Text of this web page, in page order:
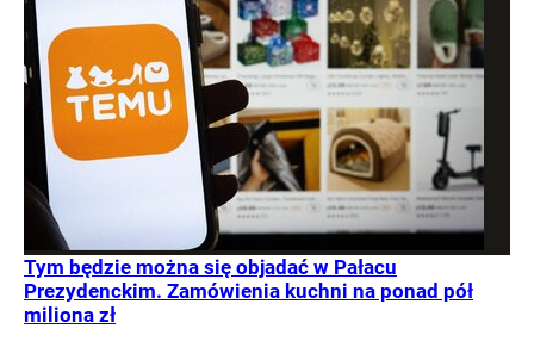
Tym będzie można się objadać w Pałacu
Prezydenckim. Zamówienia kuchni na ponad pół
miliona zł